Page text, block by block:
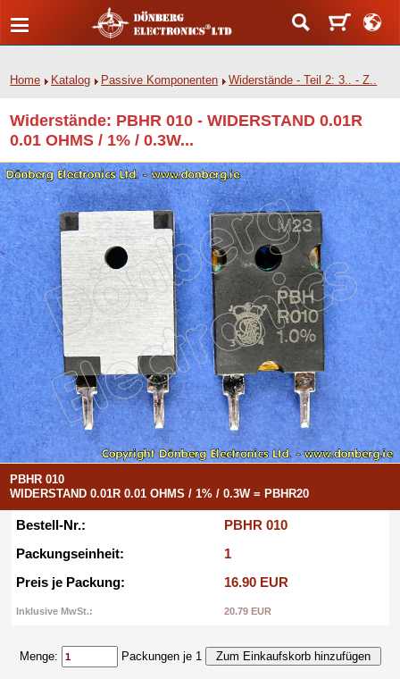
Home Katalog Passive Komponenten Widerstände - Teil 2: 3.. - Z..
Widerstände: PBHR 010 - WIDERSTAND 0.01R
0.01 OHMS / 1% / 0.3W...
PBHR 010
WIDERSTAND 0.01R 0.01 OHMS / 1% / 0.3W = PBHR20
Bestell-Nr.:
PBHR 010
Packungseinheit:
1
Preis je Packung:
16.90 EUR
Inklusive MwSt.: 20.79 EUR
Menge: Packungen je 1